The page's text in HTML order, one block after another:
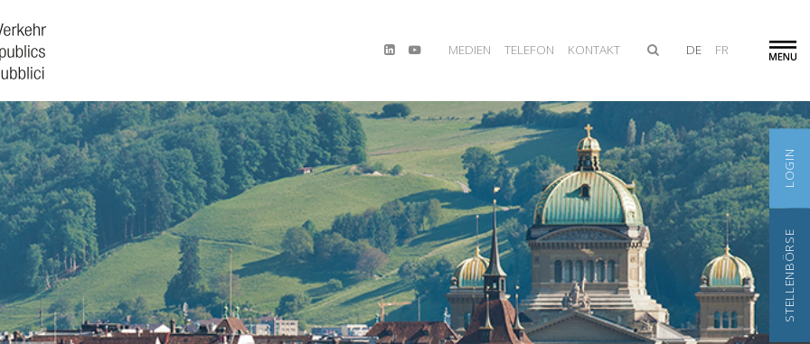
MEDIEN TELEFON KONTAKT DE FR
LOGIN
STELLENBÖRSE